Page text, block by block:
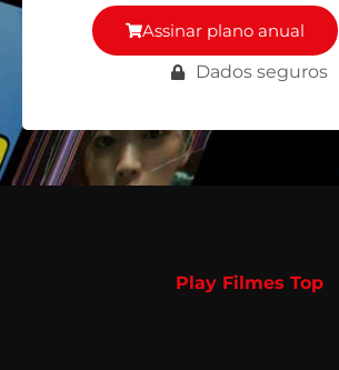
Assinar plano anual
Dados seguros
Play Filmes Top